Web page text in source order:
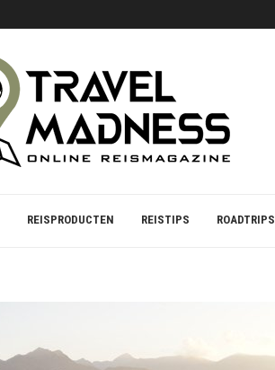
REISPRODUCTEN REISTIPS ROADTRIPS